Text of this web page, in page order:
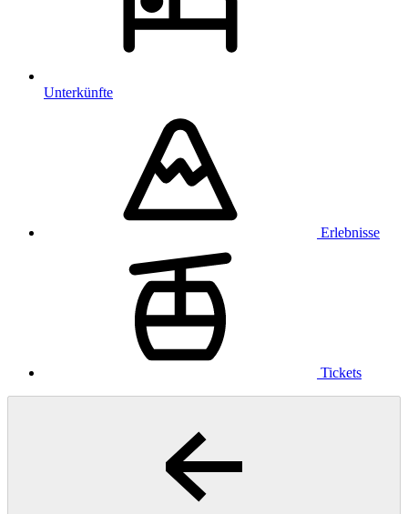
Unterkünfte
Erlebnisse
Tickets